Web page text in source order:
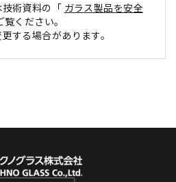
術資料の「 ガラス製品を安全
覧ください。
する場合があります。